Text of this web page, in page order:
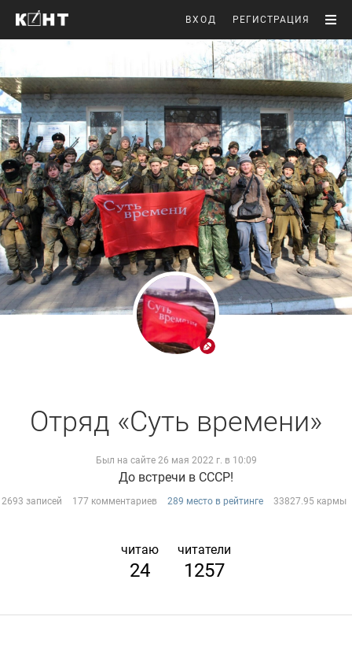
ВХОД РЕГИСТРАЦИЯ
Отряд «Суть времени»
Был на сайте 26 мая 2022 г. в 10:09
До встречи в СССР!
2693 записей 177 комментариев 289 место в рейтинге 33827.95 кармы
читаю
24
читатели
1257